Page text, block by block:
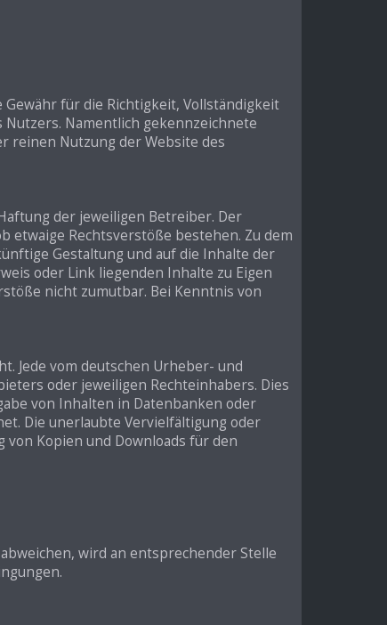
für die Richtigkeit, Vollständigkeit
Namentlich gekennzeichnete
reinen Nutzung der Website des
der jeweiligen Betreiber. Der
Rechtsverstöße bestehen. Zu dem
Gestaltung und auf die Inhalte der
oder Link liegenden Inhalte zu Eigen
nicht zumutbar. Bei Kenntnis von
Jede vom deutschen Urheber- und
oder jeweiligen Rechteinhabers. Dies
von Inhalten in Datenbanken oder
Die unerlaubte Vervielfältigung oder
Kopien und Downloads für den
wird an entsprechender Stelle